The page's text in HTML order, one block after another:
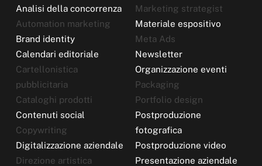
Analisi della concorrenza
Automation marketing
Brand identity
Calendari editoriale
Cartellonistica
pubblicitaria
Cataloghi prodotti
Contenuti social
Copywriting
Digitalizzazione aziendale
Direzione artistica
Marketing strategist
Materiale espositivo
Meta Ads
Newsletter
Organizzazione eventi
Packaging
Portfolio design
Postproduzione
fotografica
Postproduzione video
Presentazione aziendale